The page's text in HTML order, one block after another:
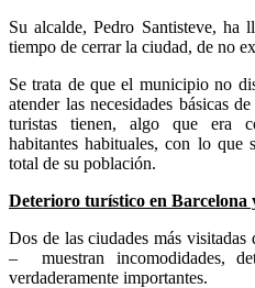
Su alcalde, Pedro Santisteve, ha
tiempo de cerrar la ciudad, de no
Se trata de que el municipio no
atender las necesidades básicas
turistas tienen, algo que era
habitantes habituales, con lo que
total de su población.
Deterioro turístico en Barcelona
Dos de las ciudades más
–
muestran incomodidades,
verdaderamente importantes.